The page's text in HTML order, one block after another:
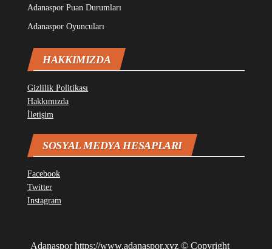
Adanaspor Puan Durumları
Adanaspor Oyuncuları
HAKKIMIZDA
Gizlilik Politikası
Hakkımızda
İletişim
SOSYAL MEDYA HESAPLARI
Facebook
Twitter
Instagram
Adanasporhttps://www.adanaspor.xyz © Copyright